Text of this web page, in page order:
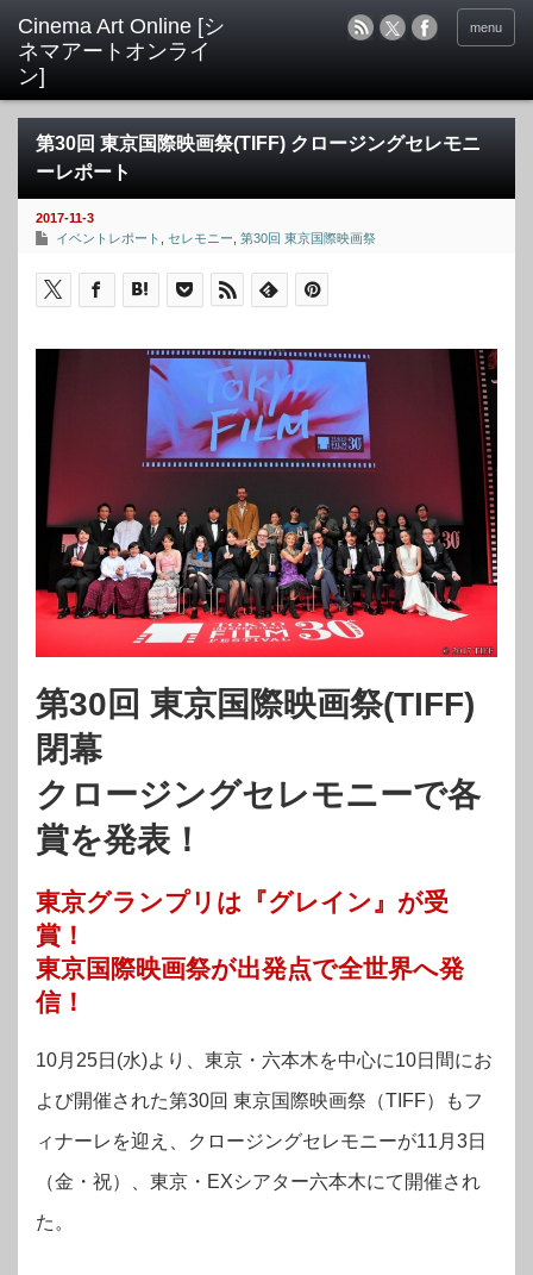
menu
第30回 東京国際映画祭(TIFF) クロージングセレモニ
ーレポート
2017-11-3
イベントレポート
セレモニー 第30回 東京国際映画祭
第30回 東京国際映画祭(TIFF)
閉幕
クロージングセレモニーで各
賞を発表！
東京グランプリは『グレイン』が受
賞！
東京国際映画祭が出発点で全世界へ発
信！
10月25日(水)より、東京・六本木を中心に10日間にお
よび開催された第30回 東京国際映画祭（TIFF）もフ
ィナーレを迎え、クロージングセレモニーが11月3日
（金・祝）、東京・EXシアター六本木にて開催され
た。